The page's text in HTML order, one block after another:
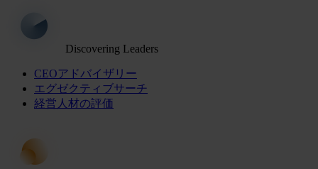
Discovering Leaders
CEOアドバイザリー
エグゼクティブサーチ
経営人材の評価